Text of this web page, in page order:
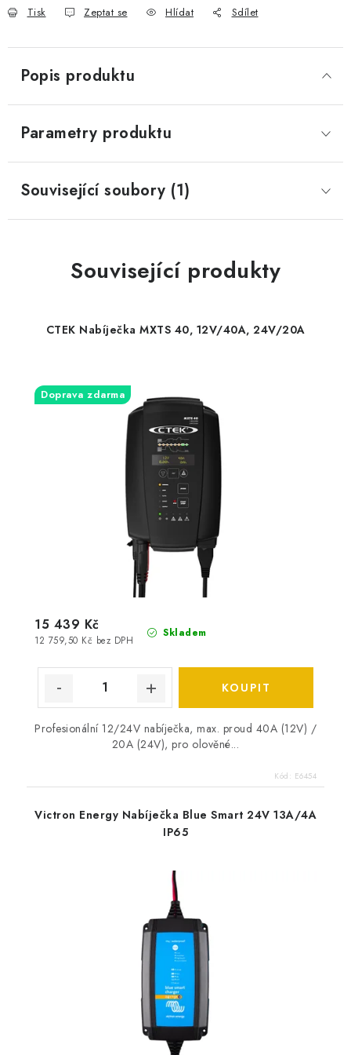
Tisk Zeptat se Hlídat Sdílet
Popis produktu
Parametry produktu
Související soubory (1)
Související produkty
CTEK Nabíječka MXTS 40, 12V/40A, 24V/20A
Doprava zdarma
Skladem
12 759,50 Kč bez DPH
15 439 Kč
Profesionální 12/24V nabíječka, max. proud 40A (12V) /
20A (24V), pro olověné...
Kód: E6454
Victron Energy Nabíječka Blue Smart 24V 13A/4A
IP65